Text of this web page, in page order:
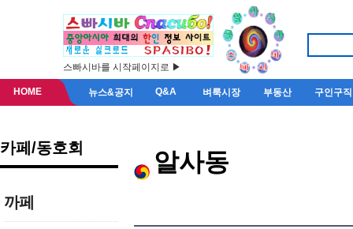
스빠시바를 시작페이지로 ▶
HOME 뉴스&공지 Q&A 벼룩시장 부동산 구인구직
카페/동호회
까페
알사동